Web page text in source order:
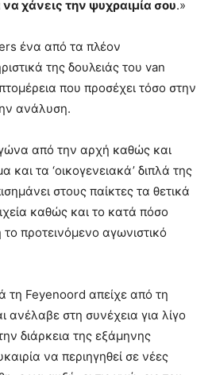
χάνεις την ψυχραιμία σου.»
ένα από τα πλέον
της δουλειάς του van
που προσέχει τόσο στην
ανάλυση.
από την αρχή καθώς και
τα ‘οικογενειακά’ διπλά της
στους παίκτες τα θετικά
καθώς και το κατά πόσο
προτεινόμενο αγωνιστικό
τη Feyenoord απείχε από τη
ανέλαβε στη συνέχεια για λίγο
διάρκεια της εξάμηνης
να περιηγηθεί σε νέες